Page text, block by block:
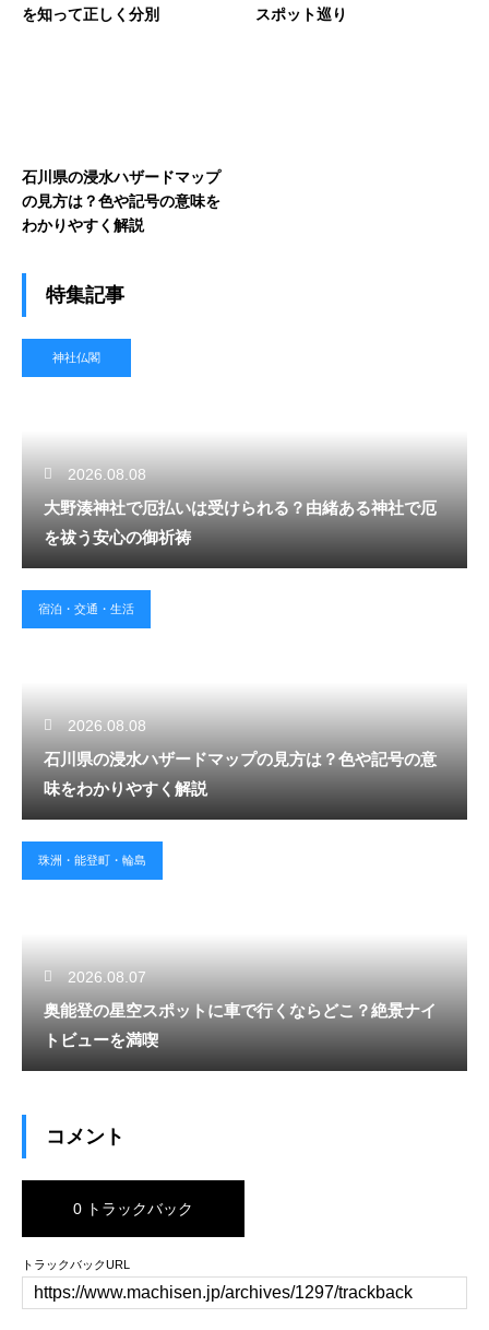
を知って正しく分別
スポット巡り
石川県の浸水ハザードマップ
の見方は？色や記号の意味を
わかりやすく解説
特集記事
神社仏閣
2026.08.08
大野湊神社で厄払いは受けられる？由緒ある神社で厄
を祓う安心の御祈祷
宿泊・交通・生活
2026.08.08
石川県の浸水ハザードマップの見方は？色や記号の意
味をわかりやすく解説
珠洲・能登町・輪島
2026.08.07
奥能登の星空スポットに車で行くならどこ？絶景ナイ
トビューを満喫
コメント
0 トラックバック
トラックバックURL